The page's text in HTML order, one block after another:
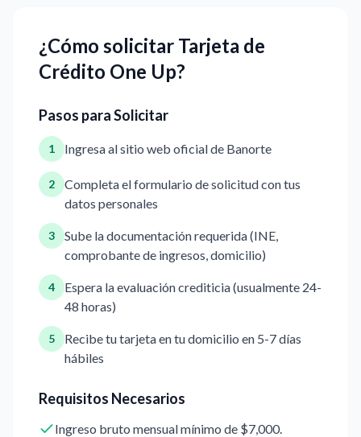
¿Cómo solicitar Tarjeta de
Crédito One Up?
Pasos para Solicitar
1 Ingresa al sitio web oficial de Banorte
2
Completa el formulario de solicitud con tus
datos personales
3
Sube la documentación requerida (INE,
comprobante de ingresos, domicilio)
4
Espera la evaluación crediticia (usualmente 24-
48 horas)
5
Recibe tu tarjeta en tu domicilio en 5-7 días
hábiles
Requisitos Necesarios
Ingreso bruto mensual mínimo de $7,000.